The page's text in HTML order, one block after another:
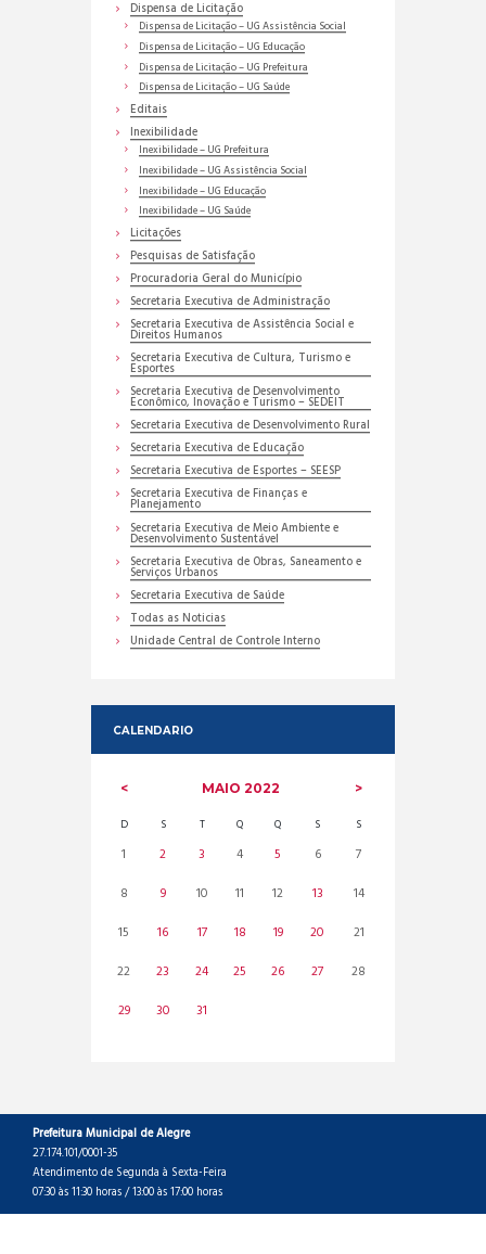
Dispensa de Licitação
Dispensa de Licitação – UG Assistência Social
Dispensa de Licitação – UG Educação
Dispensa de Licitação – UG Prefeitura
Dispensa de Licitação – UG Saúde
Editais
Inexibilidade
Inexibilidade – UG Prefeitura
Inexibilidade – UG Assistência Social
Inexibilidade – UG Educação
Inexibilidade – UG Saúde
Licitações
Pesquisas de Satisfação
Procuradoria Geral do Município
Secretaria Executiva de Administração
Secretaria Executiva de Assistência Social e
Direitos Humanos
Secretaria Executiva de Cultura, Turismo e
Esportes
Secretaria Executiva de Desenvolvimento
Econômico, Inovação e Turismo – SEDEIT
Secretaria Executiva de Desenvolvimento Rural
Secretaria Executiva de Educação
Secretaria Executiva de Esportes – SEESP
Secretaria Executiva de Finanças e
Planejamento
Secretaria Executiva de Meio Ambiente e
Desenvolvimento Sustentável
Secretaria Executiva de Obras, Saneamento e
Serviços Urbanos
Secretaria Executiva de Saúde
Todas as Noticias
Unidade Central de Controle Interno
CALENDARIO
MAIO 2022
D S T Q Q S S
1 2 3 4 5 6
7
8
9 10 11 12 13
14
15
16 17 18 19 20
21
22
23 24 25 26 27
28
29
30 31
Prefeitura Municipal de Alegre
27.174.101/0001-35
Atendimento de Segunda à Sexta-Feira
07:30 às 11:30 horas / 13:00 às 17:00 horas